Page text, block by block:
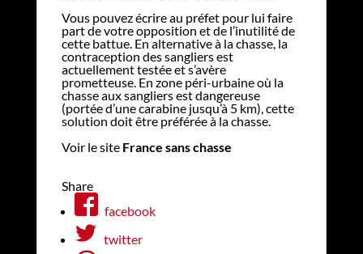
Vous pouvez écrire au préfet pour lui faire
part de votre opposition et de l’inutilité de
cette battue. En alternative à la chasse, la
contraception des sangliers est
actuellement testée et s’avère
prometteuse. En zone péri-urbaine où la
chasse aux sangliers est dangereuse
(portée d’une carabine jusqu’à 5 km), cette
solution doit être préférée à la chasse.
Voir le site France sans chasse
Share
facebook
twitter